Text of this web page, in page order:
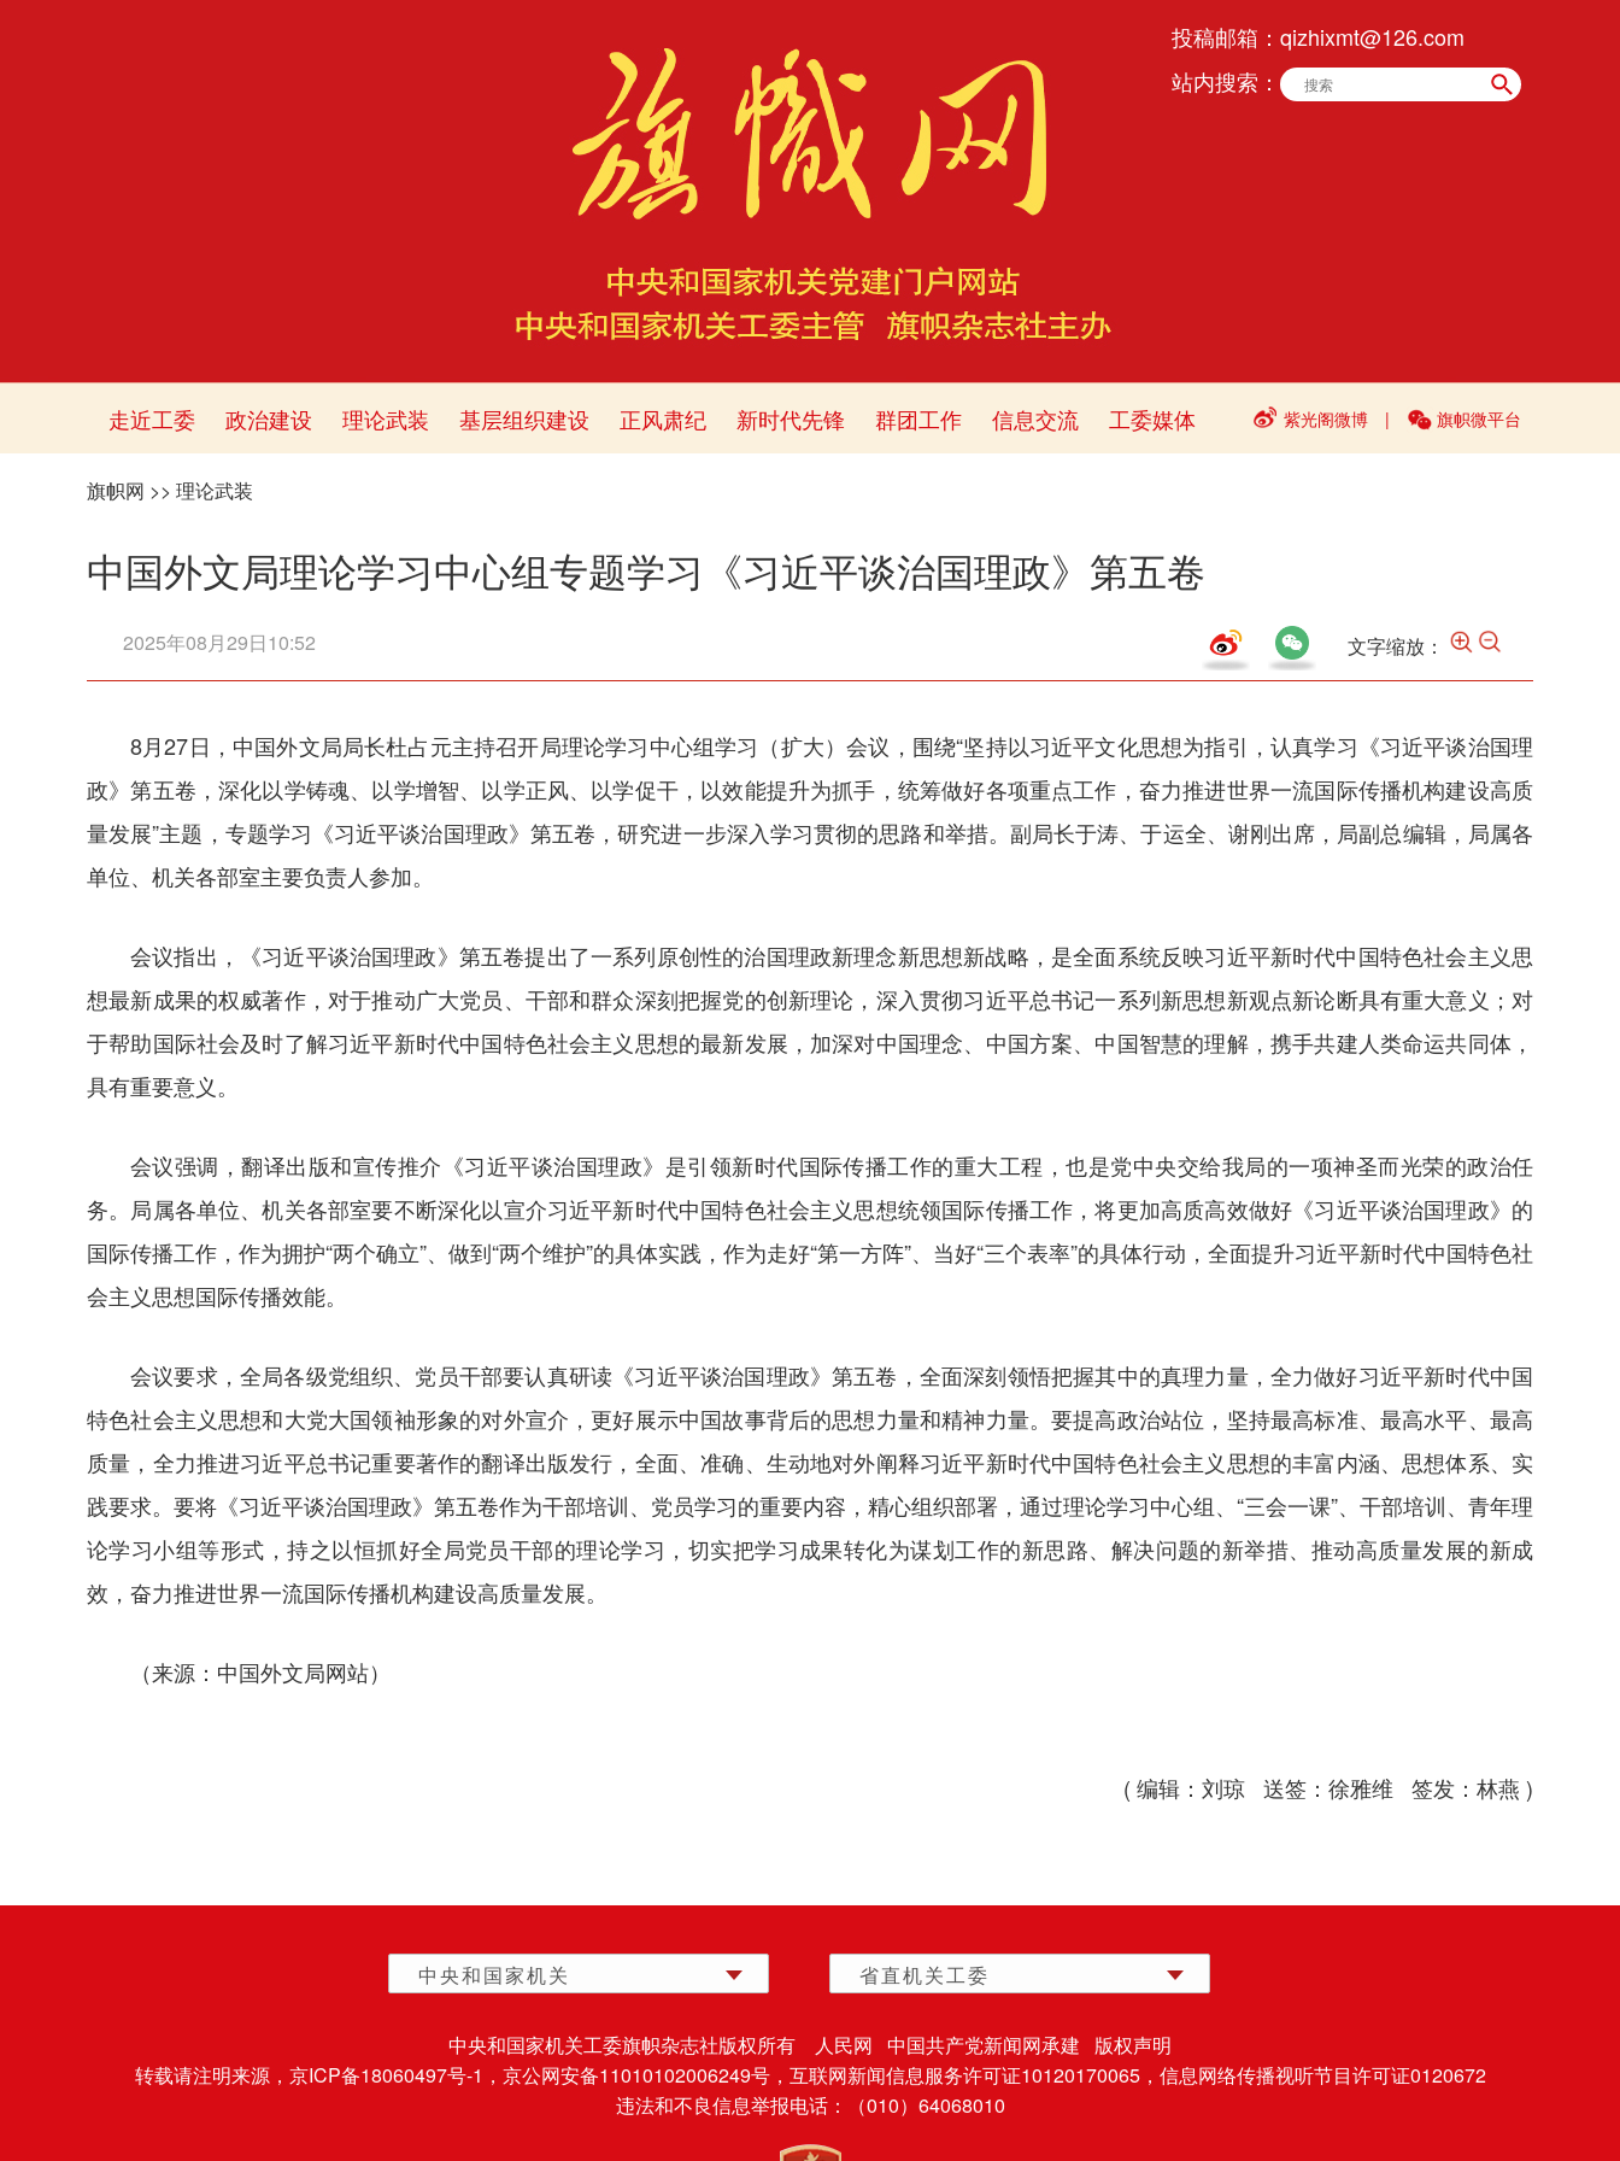
投稿邮箱： qizhixmt@126.com
站内搜索：
走近工委 政治建设 理论武装 基层组织建设 正风肃纪 新时代先锋 群团工作 信息交流 工委媒体 紫光阁微博 | 旗帜微平台
旗帜网 >> 理论武装
中国外文局理论学习中心组专题学习《习近平谈治国理政》第五卷
2025年08月29日10:52 文字缩放：
8月27日，中国外文局局长杜占元主持召开局理论学习中心组学习（扩大）会议，围绕“坚持以习近平文化思想为指引，认真学习《习近平谈治国理
政》第五卷，深化以学铸魂、以学增智、以学正风、以学促干，以效能提升为抓手，统筹做好各项重点工作，奋力推进世界一流国际传播机构建设高质
量发展”主题，专题学习《习近平谈治国理政》第五卷，研究进一步深入学习贯彻的思路和举措。副局长于涛、于运全、谢刚出席，局副总编辑，局属各
单位、机关各部室主要负责人参加。
会议指出，《习近平谈治国理政》第五卷提出了一系列原创性的治国理政新理念新思想新战略，是全面系统反映习近平新时代中国特色社会主义思
想最新成果的权威著作，对于推动广大党员、干部和群众深刻把握党的创新理论，深入贯彻习近平总书记一系列新思想新观点新论断具有重大意义；对
于帮助国际社会及时了解习近平新时代中国特色社会主义思想的最新发展，加深对中国理念、中国方案、中国智慧的理解，携手共建人类命运共同体，
具有重要意义。
会议强调，翻译出版和宣传推介《习近平谈治国理政》是引领新时代国际传播工作的重大工程，也是党中央交给我局的一项神圣而光荣的政治任
务。局属各单位、机关各部室要不断深化以宣介习近平新时代中国特色社会主义思想统领国际传播工作，将更加高质高效做好《习近平谈治国理政》的
国际传播工作，作为拥护“两个确立”、做到“两个维护”的具体实践，作为走好“第一方阵”、当好“三个表率”的具体行动，全面提升习近平新时代中国特色社
会主义思想国际传播效能。
会议要求，全局各级党组织、党员干部要认真研读《习近平谈治国理政》第五卷，全面深刻领悟把握其中的真理力量，全力做好习近平新时代中国
特色社会主义思想和大党大国领袖形象的对外宣介，更好展示中国故事背后的思想力量和精神力量。要提高政治站位，坚持最高标准、最高水平、最高
质量，全力推进习近平总书记重要著作的翻译出版发行，全面、准确、生动地对外阐释习近平新时代中国特色社会主义思想的丰富内涵、思想体系、实
践要求。要将《习近平谈治国理政》第五卷作为干部培训、党员学习的重要内容，精心组织部署，通过理论学习中心组、“三会一课”、干部培训、青年理
论学习小组等形式，持之以恒抓好全局党员干部的理论学习，切实把学习成果转化为谋划工作的新思路、解决问题的新举措、推动高质量发展的新成
效，奋力推进世界一流国际传播机构建设高质量发展。
（来源：中国外文局网站）
( 编辑：刘琼 送签：徐雅维 签发：林燕 )
中央和国家机关 省直机关工委
中央和国家机关工委旗帜杂志社版权所有 人民网 中国共产党新闻网承建 版权声明
转载请注明来源， 京ICP备18060497号-1 ，京公网安备11010102006249号， 互联网新闻信息服务许可证10120170065， 信息网络传播视听节目许可证0120672
违法和不良信息举报电话：（010）64068010